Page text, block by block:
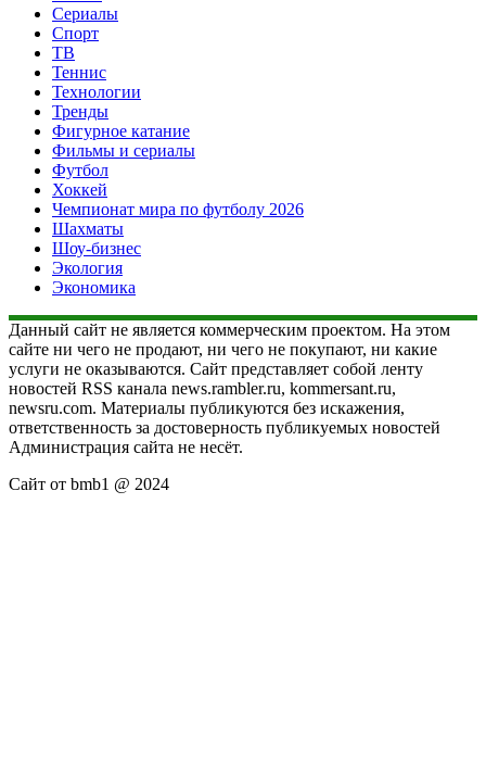
Сериалы
Спорт
ТВ
Теннис
Технологии
Тренды
Фигурное катание
Фильмы и сериалы
Футбол
Хоккей
Чемпионат мира по футболу 2026
Шахматы
Шоу-бизнес
Экология
Экономика
Данный сайт не является коммерческим проектом. На этом
сайте ни чего не продают, ни чего не покупают, ни какие
услуги не оказываются. Сайт представляет собой ленту
новостей RSS канала news.rambler.ru, kommersant.ru,
newsru.com. Материалы публикуются без искажения,
ответственность за достоверность публикуемых новостей
Администрация сайта не несёт.
Сайт от bmb1 @ 2024